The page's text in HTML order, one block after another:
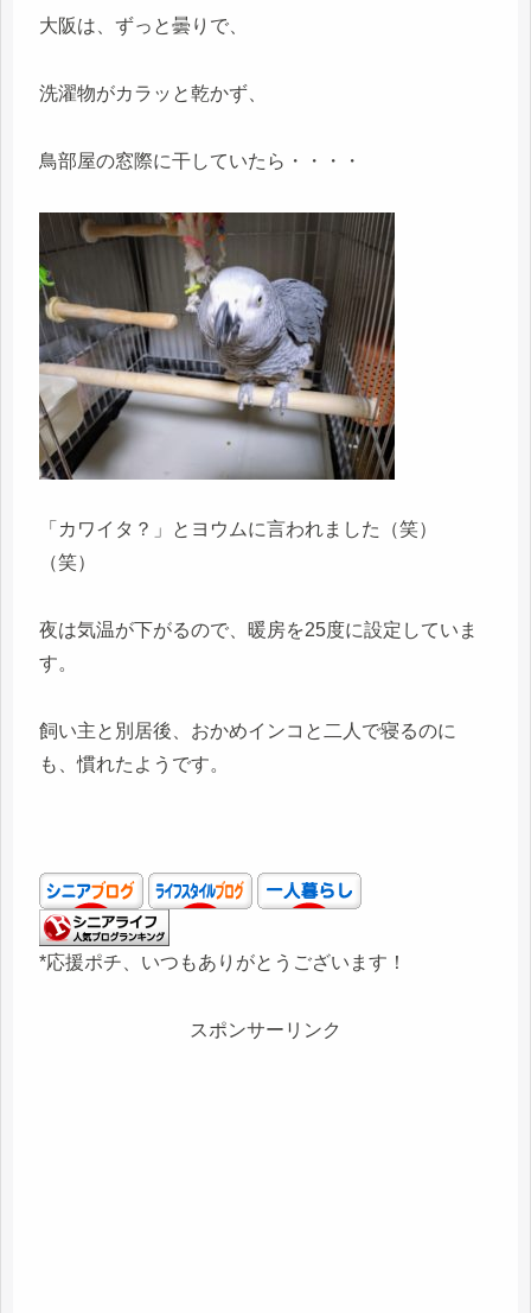
大阪は、ずっと曇りで、
洗濯物がカラッと乾かず、
鳥部屋の窓際に干していたら・・・・
「カワイタ？」とヨウムに言われました（笑）
（笑）
夜は気温が下がるので、暖房を25度に設定していま
す。
飼い主と別居後、おかめインコと二人で寝るのに
も、慣れたようです。
*応援ポチ、いつもありがとうございます！
スポンサーリンク